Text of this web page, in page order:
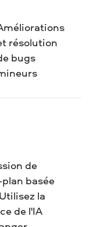
résolution
bugs
de
basée
la
de l'IA